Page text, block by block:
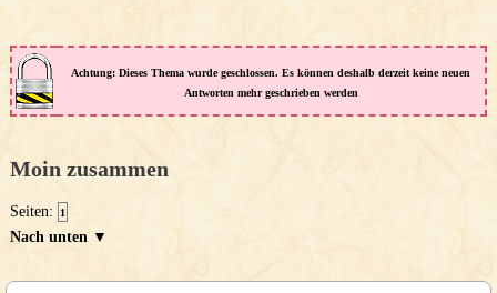
Achtung: Dieses Thema wurde geschlossen. Es können deshalb derzeit keine neuen
Antworten mehr geschrieben werden
Moin zusammen
Seiten: 1
Nach unten ▼